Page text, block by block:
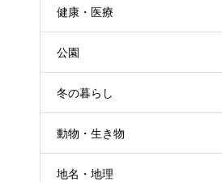
健康・医療
公園
冬の暮らし
動物・生き物
地名・地理